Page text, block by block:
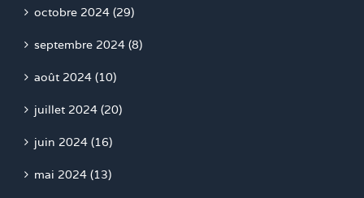
octobre 2024 (29)
septembre 2024 (8)
août 2024 (10)
juillet 2024 (20)
juin 2024 (16)
mai 2024 (13)